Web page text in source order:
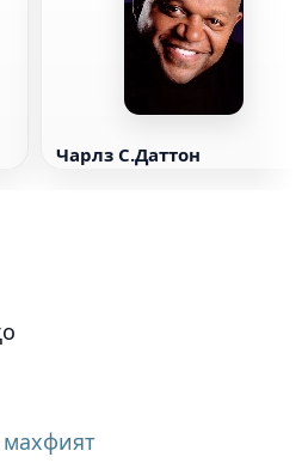
Чарлз С.Даттон